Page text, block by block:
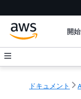
開
ドキュメント